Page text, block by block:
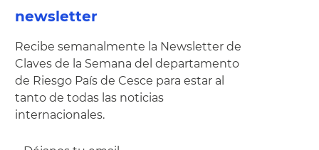
newsletter
Recibe semanalmente la Newsletter de
Claves de la Semana del departamento
de Riesgo País de Cesce para estar al
tanto de todas las noticias
internacionales.